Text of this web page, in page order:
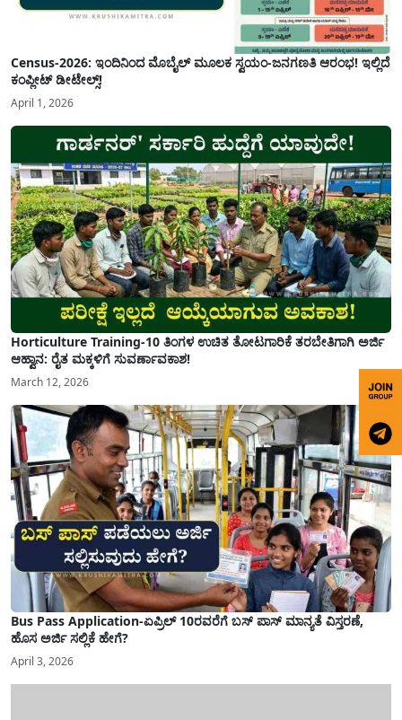
Census-2026: ಇಂದಿನಿಂದ ಮೊಬೈಲ್ ಮೂಲಕ ಸ್ವಯಂ-ಜನಗಣತಿ ಆರಂಭ! ಇಲ್ಲಿದೆ
ಕಂಪ್ಲೀಟ್ ಡೀಟೇಲ್ಸ್!
April 1, 2026
Horticulture Training-10 ತಿಂಗಳ ಉಚಿತ ತೋಟಗಾರಿಕೆ ತರಬೇತಿಗಾಗಿ ಅರ್ಜಿ
ಆಹ್ವಾನ: ರೈತ ಮಕ್ಕಳಿಗೆ ಸುವರ್ಣಾವಕಾಶ!
March 12, 2026
Bus Pass Application-ಏಪ್ರಿಲ್ 10ರವರೆಗೆ ಬಸ್ ಪಾಸ್ ಮಾನ್ಯತೆ ವಿಸ್ತರಣೆ,
ಹೊಸ ಅರ್ಜಿ ಸಲ್ಲಿಕೆ ಹೇಗೆ?
April 3, 2026